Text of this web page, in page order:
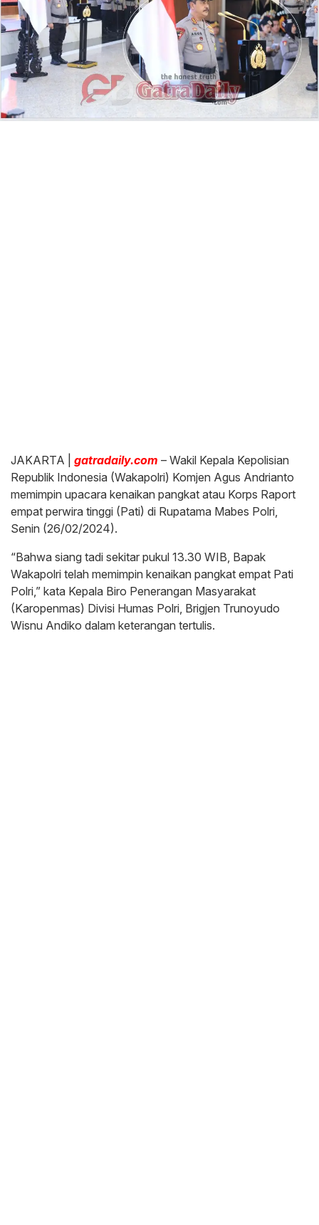
JAKARTA | gatradaily.com – Wakil Kepala Kepolisian
Republik Indonesia (Wakapolri) Komjen Agus Andrianto
memimpin upacara kenaikan pangkat atau Korps Raport
empat perwira tinggi (Pati) di Rupatama Mabes Polri,
Senin (26/02/2024).
“Bahwa siang tadi sekitar pukul 13.30 WIB, Bapak
Wakapolri telah memimpin kenaikan pangkat empat Pati
Polri,” kata Kepala Biro Penerangan Masyarakat
(Karopenmas) Divisi Humas Polri, Brigjen Trunoyudo
Wisnu Andiko dalam keterangan tertulis.